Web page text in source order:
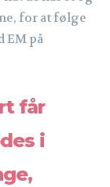
for at følge
EM på
får
i